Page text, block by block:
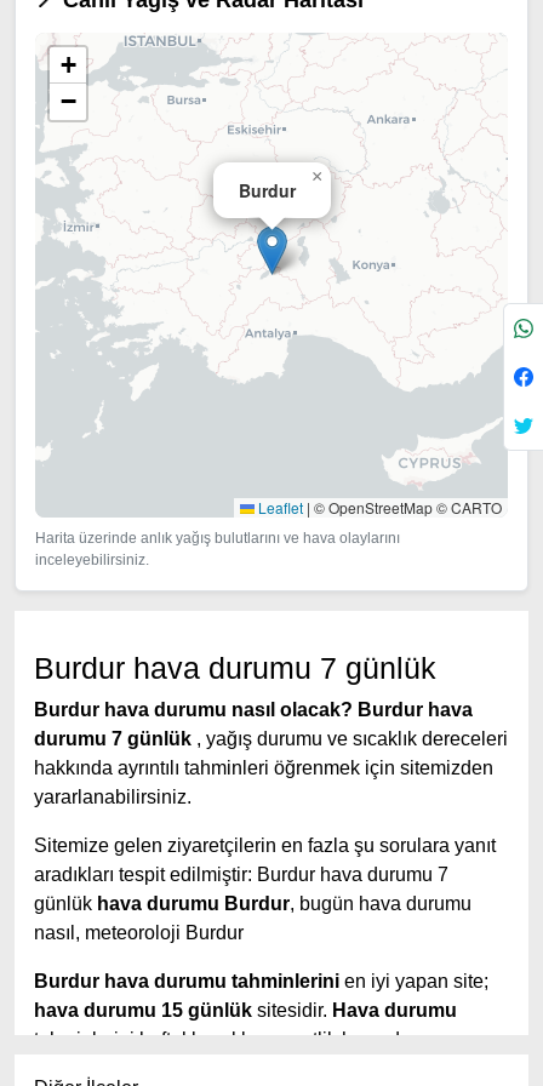
Burdur
×
+
−
Leaflet | © OpenStreetMap © CARTO
Harita üzerinde anlık yağış bulutlarını ve hava olaylarını
inceleyebilirsiniz.
Burdur hava durumu 7 günlük
Burdur hava durumu nasıl olacak? Burdur hava
durumu 7 günlük , yağış durumu ve sıcaklık dereceleri
hakkında ayrıntılı tahminleri öğrenmek için sitemizden
yararlanabilirsiniz.
Sitemize gelen ziyaretçilerin en fazla şu sorulara yanıt
aradıkları tespit edilmiştir: Burdur hava durumu 7
günlük hava durumu Burdur, bugün hava durumu
nasıl, meteoroloji Burdur
Burdur hava durumu tahminlerini en iyi yapan site;
hava durumu 15 günlük sitesidir. Hava durumu
tahminlerini haftalık, aylık ve saatlik hava durumu